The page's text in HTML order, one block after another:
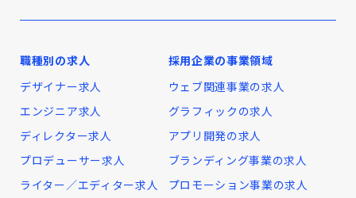
職種別の求人
デザイナー求人
エンジニア求人
ディレクター求人
プロデューサー求人
ライター／エディター求人
採用企業の事業領域
ウェブ関連事業の求人
グラフィックの求人
アプリ開発の求人
ブランディング事業の求人
プロモーション事業の求人